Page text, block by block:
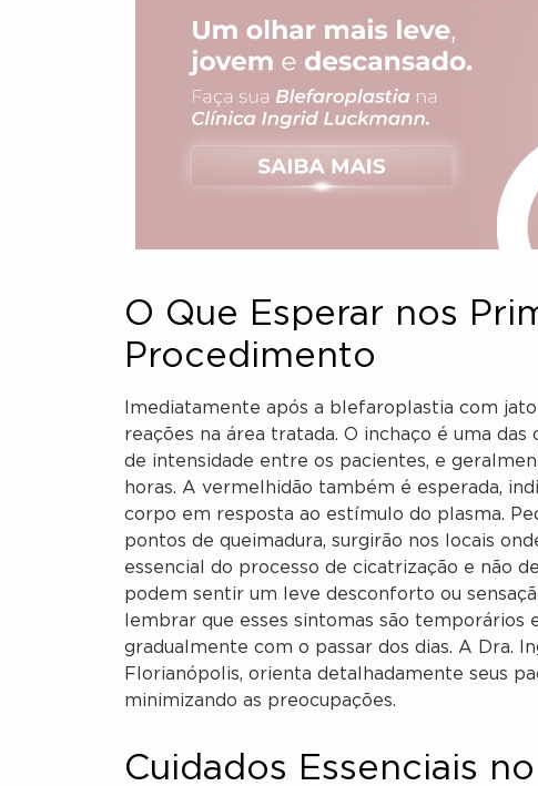
O Que Esperar nos
Procedimento
Imediatamente após a blefaroplastia com
reações na área tratada. O inchaço é uma
de intensidade entre os pacientes, e
horas. A vermelhidão também é esperada,
corpo em resposta ao estímulo do plasma.
pontos de queimadura, surgirão nos locais
essencial do processo de cicatrização e não
podem sentir um leve desconforto ou
lembrar que esses sintomas são
gradualmente com o passar dos dias. A Dra.
Florianópolis, orienta detalhadamente seus
minimizando as preocupações.
Cuidados Essenciais